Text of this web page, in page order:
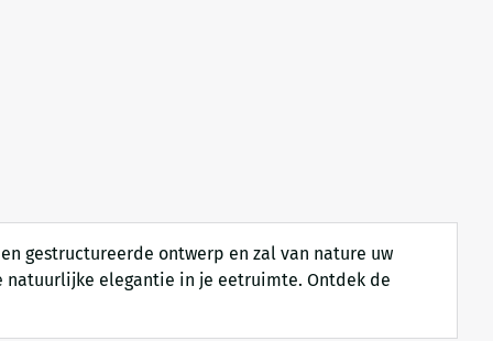
gestructureerde ontwerp en zal van nature uw
natuurlijke elegantie in je eetruimte. Ontdek de